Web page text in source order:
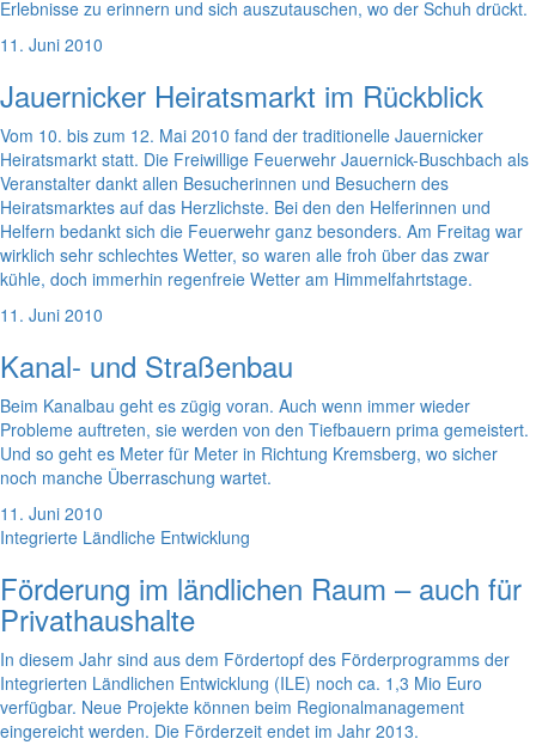
Erlebnisse zu erinnern und sich auszutauschen, wo der Schuh drückt.
11. Juni 2010
Jauernicker Heiratsmarkt im Rückblick
Vom 10. bis zum 12. Mai 2010 fand der traditionelle Jauernicker
Heiratsmarkt statt. Die Freiwillige Feuerwehr Jauernick-Buschbach als
Veranstalter dankt allen Besucherinnen und Besuchern des
Heiratsmarktes auf das Herzlichste. Bei den den Helferinnen und
Helfern bedankt sich die Feuerwehr ganz besonders. Am Freitag war
wirklich sehr schlechtes Wetter, so waren alle froh über das zwar
kühle, doch immerhin regenfreie Wetter am Himmelfahrtstage.
11. Juni 2010
Kanal- und Straßenbau
Beim Kanalbau geht es zügig voran. Auch wenn immer wieder
Probleme auftreten, sie werden von den Tiefbauern prima gemeistert.
Und so geht es Meter für Meter in Richtung Kremsberg, wo sicher
noch manche Überraschung wartet.
11. Juni 2010
Integrierte Ländliche Entwicklung
Förderung im ländlichen Raum – auch für
Privathaushalte
In diesem Jahr sind aus dem Fördertopf des Förderprogramms der
Integrierten Ländlichen Entwicklung (ILE) noch ca. 1,3 Mio Euro
verfügbar. Neue Projekte können beim Regionalmanagement
eingereicht werden. Die Förderzeit endet im Jahr 2013.